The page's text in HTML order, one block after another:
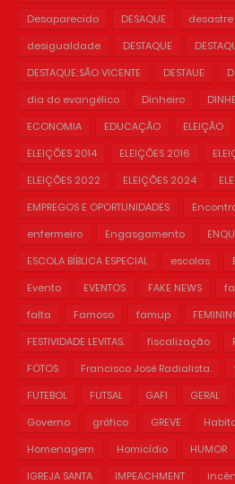
Desaparecido
DESAQUE desastre
desigualdade
DESTAQUE
DESTAQUE;SÃO VICENTE
DESTAUE
dia do evangélico
Dinheiro
ECONOMIA
EDUCAÇÃO ELEIÇÃO
ELEIÇÕES 2014
ELEIÇÕES 2016
ELEIÇÕES 2022
ELEIÇÕES 2024
EMPREGOS E OPORTUNIDADES
enfermeiro
Engasgamento
ESCOLA BÍBLICA ESPECIAL
escolas
Evento
EVENTOS FAKE NEWS
falta
Famoso famup
FESTIVIDADE LEVITAS.
fiscalização
FOTOS
Francisco José Radialista.
FUTEBOL
FUTSAL GAFI GERAL
Governo
gráfico GREVE
Homenagem
Homicídio HUMOR
IGREJA SANTA
IMPEACHMENT